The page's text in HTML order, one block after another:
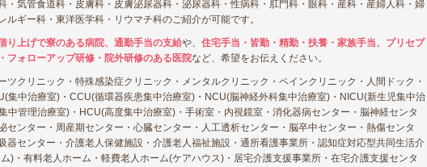
・気管食道科・皮膚科・皮膚泌尿器科・泌尿器科・性病科・肛門科・眼科・産科・産婦人科・婦
ルギー科・東洋医学科・リウマチ科のご紹介が可能です。
り上げで寮のある病院、通勤手当の支給や、 住宅手当・皆勤・精勤・扶養・家族手当、プリセプ
フォローアップ研修・院外研修のある医院など、希望をお伝えください。
ツクリニック・特殊感染症クリニック・メンタルクリニック・ペインクリニック・人間ドック・
集中治療室)・CCU(循環器疾患集中治療室)・NCU(脳神経外科集中治療室)・NICU(新生児集中治
中管理治療室)・HCU(高度集中治療室)・手術室・内視鏡室・消化器病センター・脳神経センタ
センター・周産期センター・心臓センター・人工透析センター・脳卒中センター・熱傷センタ
器センター・介護老人保健施設・介護老人福祉施設・通所看護事業所・認知症対応型共同生活介
)・有料老人ホーム・軽費老人ホーム(ケアハウス)・居宅介護支援事業所・在宅介護支援センタ